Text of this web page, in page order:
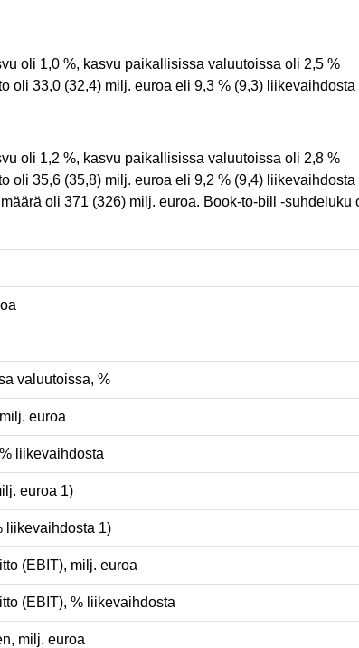
oli 1,0 %, kasvu paikallisissa valuutoissa oli 2,5 %
oli 33,0 (32,4) milj. euroa eli 9,3 % (9,3) liikevaihdosta
oli 1,2 %, kasvu paikallisissa valuutoissa oli 2,8 %
oli 35,6 (35,8) milj. euroa eli 9,2 % (9,4) liikevaihdosta
oli 371 (326) milj. euroa. Book-to-bill -suhdeluku
valuutoissa, %
euroa
liikevaihdosta
euroa 1)
liikevaihdosta 1)
(EBIT), milj. euroa
(EBIT), % liikevaihdosta
milj. euroa